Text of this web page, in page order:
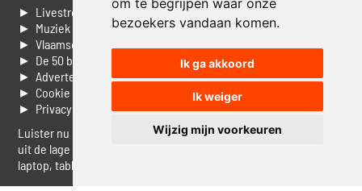
om te begrijpen waar onze
bezoekers vandaan komen.
Ik ga akkoord
Ik weiger
Wijzig mijn voorkeuren
► Livestream informatie
► Muziek opzoeken
► Vlaamse 100 Aller tijden
► De 50 beste van...
► Adverteren op Jouwradio
► Cookie voorkeuren wijzigen
► Privacyinformatie
Luister nu naar Jouwradio! De beste Nederlandstalige muziek
uit de lage landen hoor je hier al 20 jaar. In digitale kwaliteit op je
laptop, tablet of smartphone.